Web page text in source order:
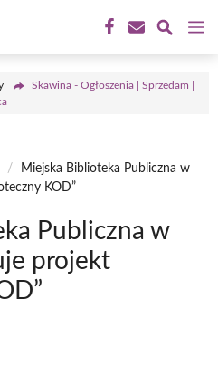
Skawina - Ogłoszenia | Sprzedam |
/
Miejska Biblioteka Publiczna w
KOD”
Publiczna w
projekt